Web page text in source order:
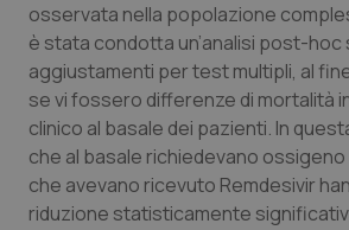
Quotidiano Chirurgia
Quotidiano Oncologia
Quotidiano Pediatria
Rene & patologie urogenitali
osservata nella popolazione
è stata condotta un’analisi post-hoc
aggiustamenti per test multipli, al
se vi fossero differenze di mortalità
clinico al basale dei pazienti. In
che al basale richiedevano
che avevano ricevuto Remdesivir
riduzione statisticamente